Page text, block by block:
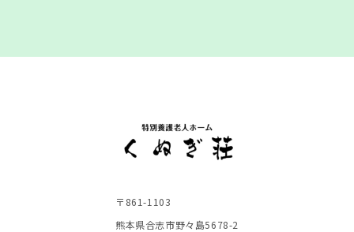
〒861-1103
熊本県合志市野々島5678-2